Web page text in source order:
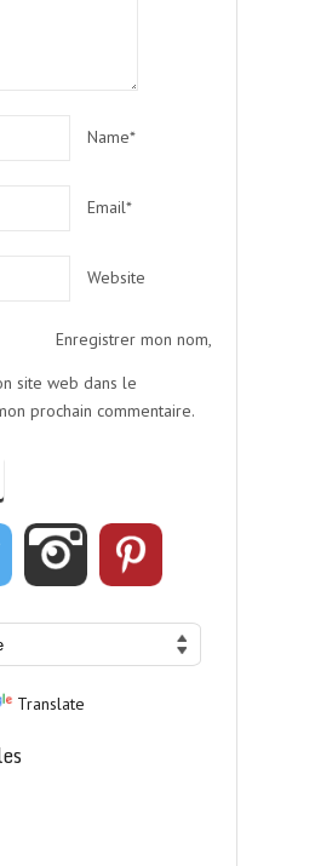
Name*
Email*
Website
Enregistrer mon nom,
site web dans le
prochain commentaire.
Translate